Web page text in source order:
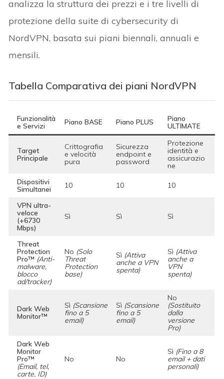
analizza la struttura dei prezzi e i tre livelli di
protezione della suite di cybersecurity di
NordVPN, basata sui piani biennali, annuali e
mensili.
Tabella Comparativa dei piani NordVPN
Funzionalità
e Servizi
Piano BASE Piano PLUS
Piano
ULTIMATE
Target
Principale
Crittografia
e velocità
pura
Sicurezza
endpoint e
password
Protezione
identità e
assicurazio
ne
Dispositivi
Simultanei
10 10 10
VPN ultra-
veloce
(+6730
Mbps)
Sì Sì Sì
Threat
Protection
Pro™ (Anti-
malware,
blocco
ad/tracker)
No (Solo
Threat
Protection
base)
Sì (Attiva
anche a VPN
spenta)
Sì (Attiva
anche a
VPN
spenta)
Dark Web
Monitor™
Sì (Scansione
fino a 5
email)
Sì (Scansione
fino a 5
email)
No
(Sostituito
dalla
versione
Pro)
Dark Web
Monitor
Pro™
(Email, tel,
carte, ID)
No No
Sì (Fino a 8
email + dati
personali)